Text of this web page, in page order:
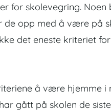
for skolevegring.
de opp med å være på
det eneste kriteriet
å være hjemme i
gått på skolen de